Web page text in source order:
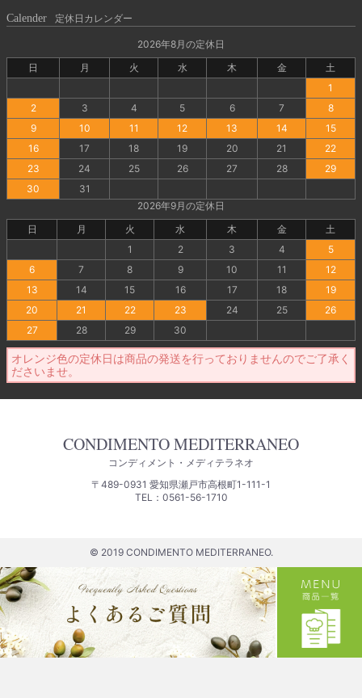
Calender 定休日カレンダー
2026年8月の定休日
日
月 火 水 木 金
土
1
2
3 4 5 6 7
8
9
10 11 12 13 14
15
16
17 18 19 20 21
22
23
24 25 26 27 28
29
30
31
2026年9月の定休日
日
月 火 水 木 金
土
1
2 3 4
5
6
7 8 9 10 11
12
13
14 15 16 17 18
19
20
21 22 23 24 25
26
27
28 29 30
オレンジ色の定休日は商品の発送を行っておりませんのでご了承く
ださいませ。
CONDIMENTO MEDITERRANEO
コンディメント・メディテラネオ
〒489-0931 愛知県瀬戸市高根町1-111-1
TEL：0561-56-1710
© 2019 CONDIMENTO MEDITERRANEO.